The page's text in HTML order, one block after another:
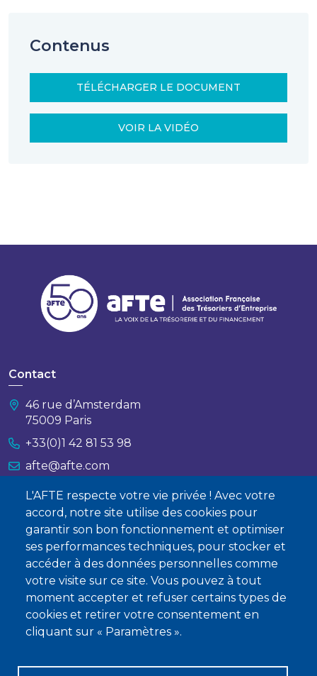
L'AFTE respecte votre vie privée ! Avec votre
accord, notre site utilise des cookies pour
garantir son bon fonctionnement et optimiser
ses performances techniques, pour stocker et
accéder à des données personnelles comme
votre visite sur ce site. Vous pouvez à tout
moment accepter et refuser certains types de
cookies et retirer votre consentement en
cliquant sur « Paramètres ».
Contenus
TÉLÉCHARGER LE DOCUMENT
VOIR LA VIDÉO
Contact
46 rue d’Amsterdam
75009 Paris
+33(0)1 42 81 53 98
afte@afte.com
Nous contacter
À propos
Qui sommes-nous ?
Devenir membre